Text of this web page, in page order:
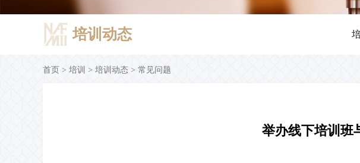
非金融企业债务
业务运行情况
付息兑付
重大事项及其他
在线报名
期刊
所属公司
协会年报培训动态
首页 > 培训 > 培训动态 > 常见问题
举办线下培训班